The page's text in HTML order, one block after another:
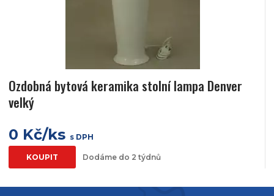
Ozdobná bytová keramika stolní lampa Denver
velký
0 Kč/ks s DPH
KOUPIT Dodáme do 2 týdnů